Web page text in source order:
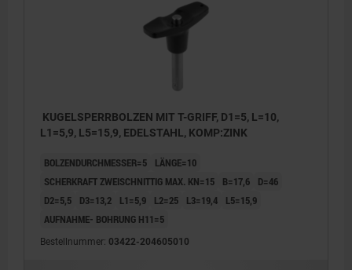
KUGELSPERRBOLZEN MIT T-GRIFF, D1=5, L=10,
L1=5,9, L5=15,9, EDELSTAHL, KOMP:ZINK
BOLZENDURCHMESSER=5
LÄNGE=10
SCHERKRAFT ZWEISCHNITTIG MAX. KN=15
B=17,6
D=46
D2=5,5
D3=13,2 L1=5,9 L2=25 L3=19,4
L5=15,9
AUFNAHME- BOHRUNG H11=5
Bestellnummer: 03422-204605010